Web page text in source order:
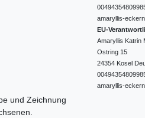
und Zeichnung
amaryllis-
EU-
Amaryllis Katrin
Ostring 15
24354 Kosel
amaryllis-